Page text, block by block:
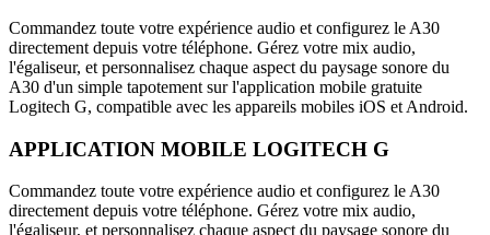
Commandez toute votre expérience audio et configurez le A30
directement depuis votre téléphone. Gérez votre mix audio,
l'égaliseur, et personnalisez chaque aspect du paysage sonore du
A30 d'un simple tapotement sur l'application mobile gratuite
Logitech G, compatible avec les appareils mobiles iOS et Android.
APPLICATION MOBILE LOGITECH G
Commandez toute votre expérience audio et configurez le A30
directement depuis votre téléphone. Gérez votre mix audio,
l'égaliseur, et personnalisez chaque aspect du paysage sonore du